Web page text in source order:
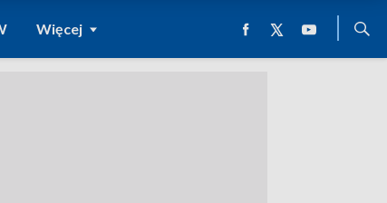
Więcej